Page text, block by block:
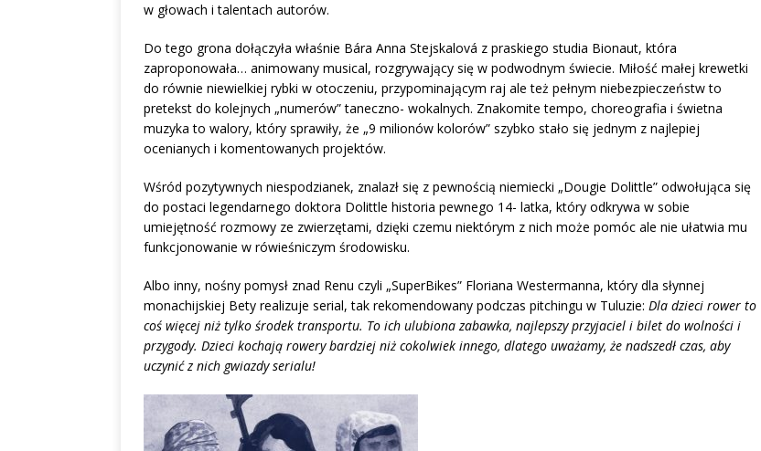
w głowach i talentach autorów.
Do tego grona dołączyła właśnie Bára Anna Stejskalová z praskiego studia Bionaut, która
zaproponowała… animowany musical, rozgrywający się w podwodnym świecie. Miłość małej krewetki
do równie niewielkiej rybki w otoczeniu, przypominającym raj ale też pełnym niebezpieczeństw to
pretekst do kolejnych „numerów” taneczno- wokalnych. Znakomite tempo, choreografia i świetna
muzyka to walory, który sprawiły, że „9 milionów kolorów” szybko stało się jednym z najlepiej
ocenianych i komentowanych projektów.
Wśród pozytywnych niespodzianek, znalazł się z pewnością niemiecki „Dougie Dolittle” odwołująca się
do postaci legendarnego doktora Dolittle historia pewnego 14- latka, który odkrywa w sobie
umiejętność rozmowy ze zwierzętami, dzięki czemu niektórym z nich może pomóc ale nie ułatwia mu
funkcjonowanie w rówieśniczym środowisku.
Albo inny, nośny pomysł znad Renu czyli „SuperBikes” Floriana Westermanna, który dla słynnej
monachijskiej Bety realizuje serial, tak rekomendowany podczas pitchingu w Tuluzie: Dla dzieci rower to
coś więcej niż tylko środek transportu. To ich ulubiona zabawka, najlepszy przyjaciel i bilet do wolności i
przygody. Dzieci kochają rowery bardziej niż cokolwiek innego, dlatego uważamy, że nadszedł czas, aby
uczynić z nich gwiazdy serialu!